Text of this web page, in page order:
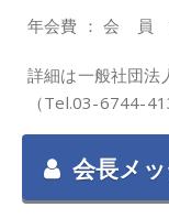
年会費 ： 会 員
詳細は一般社団法
（Tel.03-6744-
会長メ